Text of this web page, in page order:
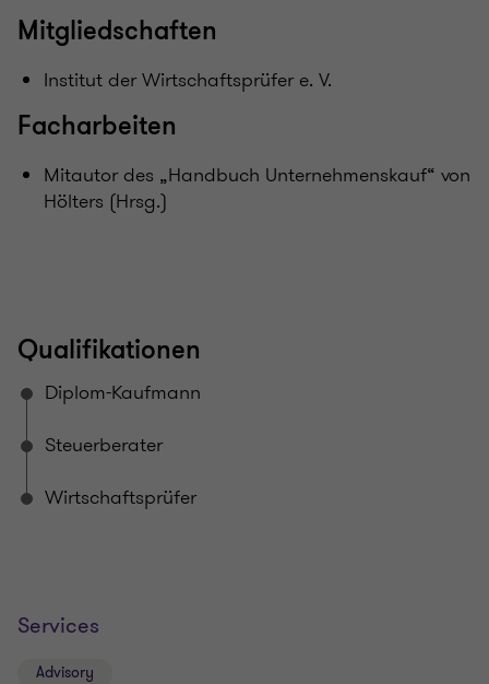
Mitgliedschaften
Institut der Wirtschaftsprüfer e. V.
Facharbeiten
Mitautor des „Handbuch Unternehmenskauf“ von
Hölters (Hrsg.)
Qualifikationen
Diplom-Kaufmann
Steuerberater
Wirtschaftsprüfer
Services
Advisory